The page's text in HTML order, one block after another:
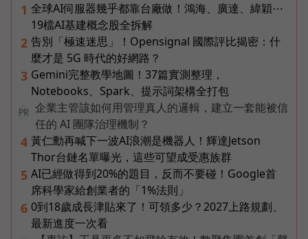
1 全球AI伺服器幾乎都靠台廠做！鴻海、廣達、緯穎⋯
19檔AI基建概念股全拆解
2 告別「極速迷思」！Opensignal 國際評比揭密：什
麼才是 5G 時代的好網路？
3 Gemini完整教學地圖！37篇實測整理，
Notebooks、Spark、提示詞架構全打包
PR
企業主管該如何用管理真人的邏輯，建立一套能被信
任的 AI 團隊治理機制？
4 黃仁勳再喊下一波AI浪潮是機器人！輝達Jetson
Thor台鏈名單曝光，這些可望成受惠族群
5 AI已經做得到20%的題目，反而不要碰！Google首
席科學家給創業者的「1%法則」
6 0到18歲成長津貼來了！可領多少？2027上路規劃、
最新進度一次看